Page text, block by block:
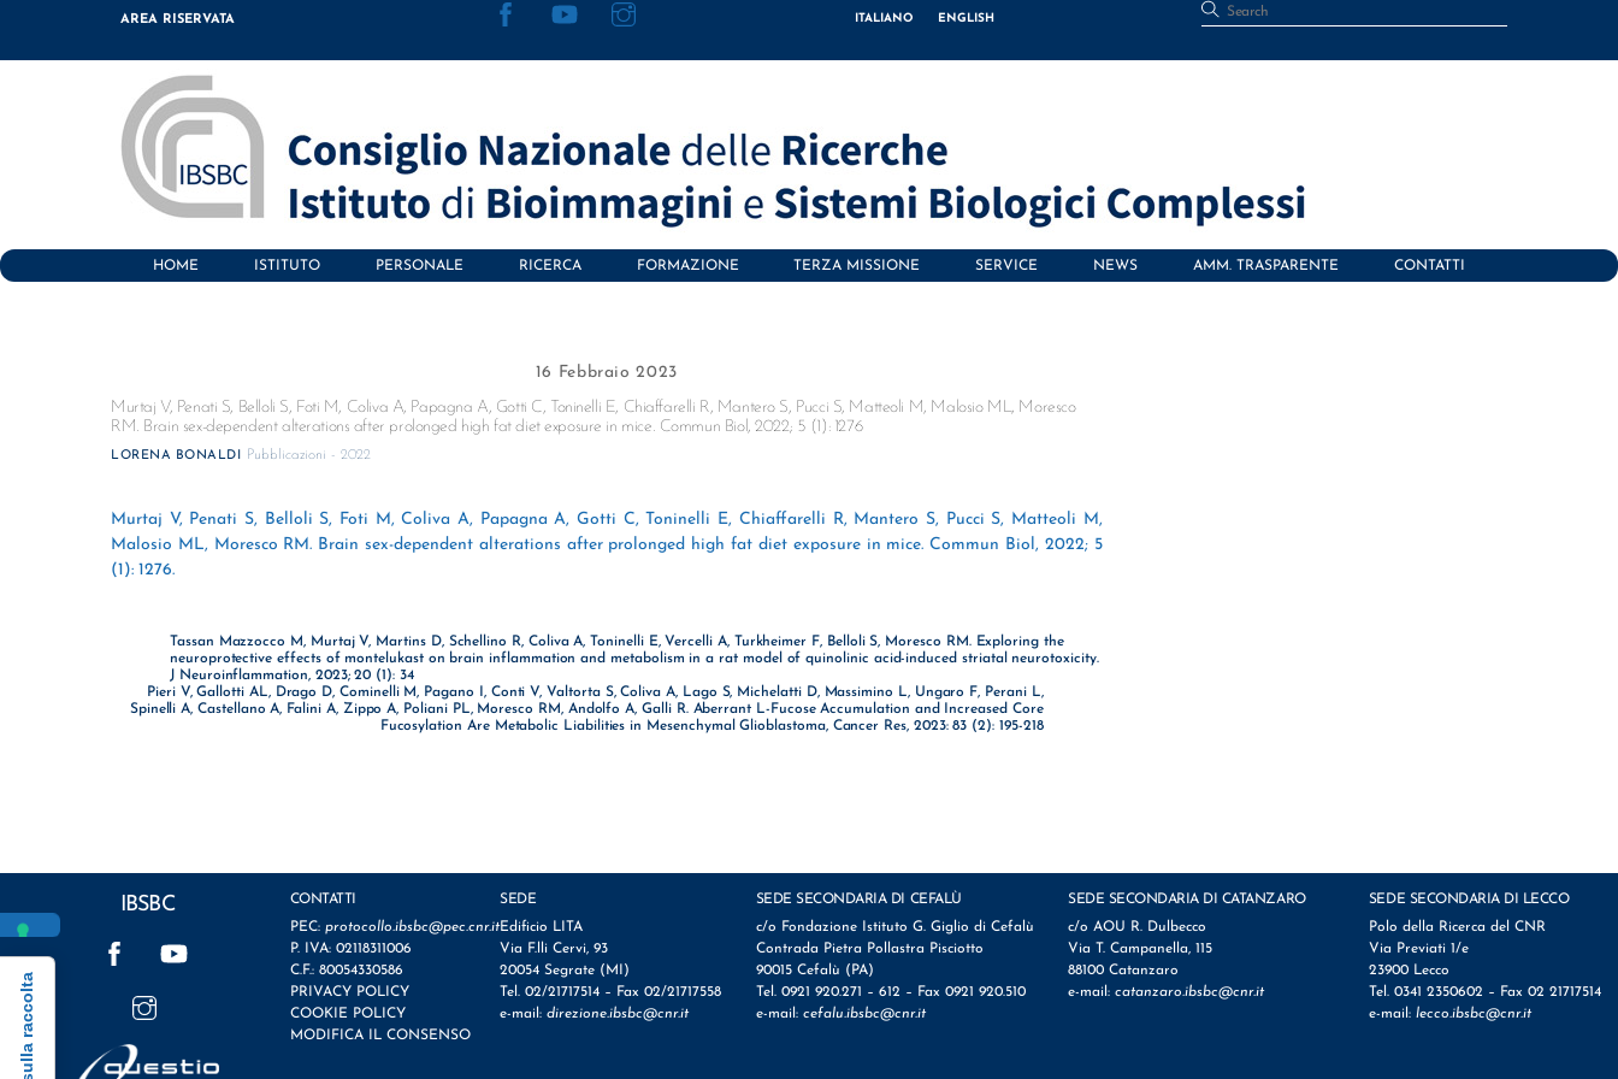
content
AREA RISERVATA ITALIANO ENGLISH
HOME ISTITUTO PERSONALE RICERCA FORMAZIONE TERZA MISSIONE SERVICE NEWS AMM. TRASPARENTE CONTATTI
16 Febbraio 2023
Murtaj V, Penati S, Belloli S, Foti M, Coliva A, Papagna A, Gotti C, Toninelli E, Chiaffarelli R, Mantero S, Pucci S, Matteoli M, Malosio ML, Moresco
RM. Brain sex-dependent alterations after prolonged high fat diet exposure in mice. Commun Biol, 2022; 5 (1): 1276
LORENA BONALDI Pubblicazioni - 2022
Murtaj V, Penati S, Belloli S, Foti M, Coliva A, Papagna A, Gotti C, Toninelli E, Chiaffarelli R, Mantero S, Pucci S, Matteoli M,
Malosio ML, Moresco RM. Brain sex-dependent alterations after prolonged high fat diet exposure in mice. Commun Biol, 2022; 5
(1): 1276.
Tassan Mazzocco M, Murtaj V, Martins D, Schellino R, Coliva A, Toninelli E, Vercelli A, Turkheimer F, Belloli S, Moresco RM. Exploring the
neuroprotective effects of montelukast on brain inflammation and metabolism in a rat model of quinolinic acid-induced striatal neurotoxicity.
J Neuroinflammation, 2023; 20 (1): 34
Pieri V, Gallotti AL, Drago D, Cominelli M, Pagano I, Conti V, Valtorta S, Coliva A, Lago S, Michelatti D, Massimino L, Ungaro F, Perani L,
Spinelli A, Castellano A, Falini A, Zippo A, Poliani PL, Moresco RM, Andolfo A, Galli R. Aberrant L-Fucose Accumulation and Increased Core
Fucosylation Are Metabolic Liabilities in Mesenchymal Glioblastoma, Cancer Res, 2023: 83 (2): 195-218
IBSBC
CONTATTI
PEC: protocollo.ibsbc@pec.cnr.it
P. IVA: 02118311006
C.F.: 80054330586
PRIVACY POLICY
COOKIE POLICY
MODIFICA IL CONSENSO
SEDE
Edificio LITA
Via F.lli Cervi, 93
20054 Segrate (MI)
Tel. 02/21717514 – Fax 02/21717558
e-mail:direzione.ibsbc@cnr.it
SEDE SECONDARIA DI CEFALÙ
c/o Fondazione Istituto G. Giglio di Cefalù
Contrada Pietra Pollastra Pisciotto
90015 Cefalù (PA)
Tel. 0921 920.271 – 612 – Fax 0921 920.510
e-mail: cefalu.ibsbc@cnr.it
SEDE SECONDARIA DI CATANZARO
c/o AOU R. Dulbecco
Via T. Campanella, 115
88100 Catanzaro
e-mail: catanzaro.ibsbc@cnr.it
SEDE SECONDARIA DI LECCO
Polo della Ricerca del CNR
Via Previati 1/e
23900 Lecco
Tel. 0341 2350602 – Fax 02 21717514
e-mail: lecco.ibsbc@cnr.it